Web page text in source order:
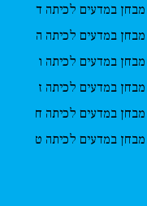
מבחן במדעים לכיתה ד
מבחן במדעים לכיתה ה
מבחן במדעים לכיתה ו
מבחן במדעים לכיתה ז
מבחן במדעים לכיתה ח
מבחן במדעים לכיתה ט